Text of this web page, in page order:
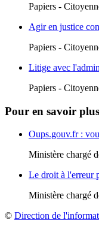
Papiers -
Agir en justice
Papiers -
Litige avec
Papiers -
Pour en savoir plus
Oups.gouv.fr :
Ministère chargé
Le droit à l'erreur
Ministère chargé
© Direction de